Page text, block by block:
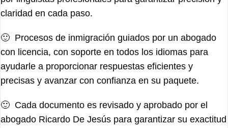
claridad en cada paso.
🙂 Procesos de inmigración guiados por un abogado
con licencia, con soporte en todos los idiomas para
ayudarle a proporcionar respuestas eficientes y
precisas y avanzar con confianza en su paquete.
🙂 Cada documento es revisado y aprobado por el
abogado Ricardo De Jesús para garantizar su exactitud